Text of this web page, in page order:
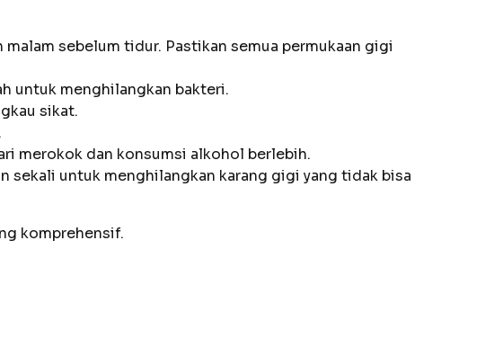
sebelum tidur. Pastikan semua permukaan gigi
untuk menghilangkan bakteri.
sikat.
merokok dan konsumsi alkohol berlebih.
sekali untuk menghilangkan karang gigi yang tidak bisa
komprehensif.